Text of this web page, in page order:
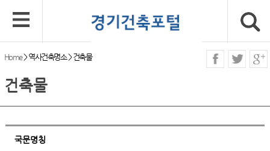
Home>역사건축명소>건축물
건축물
국문명칭